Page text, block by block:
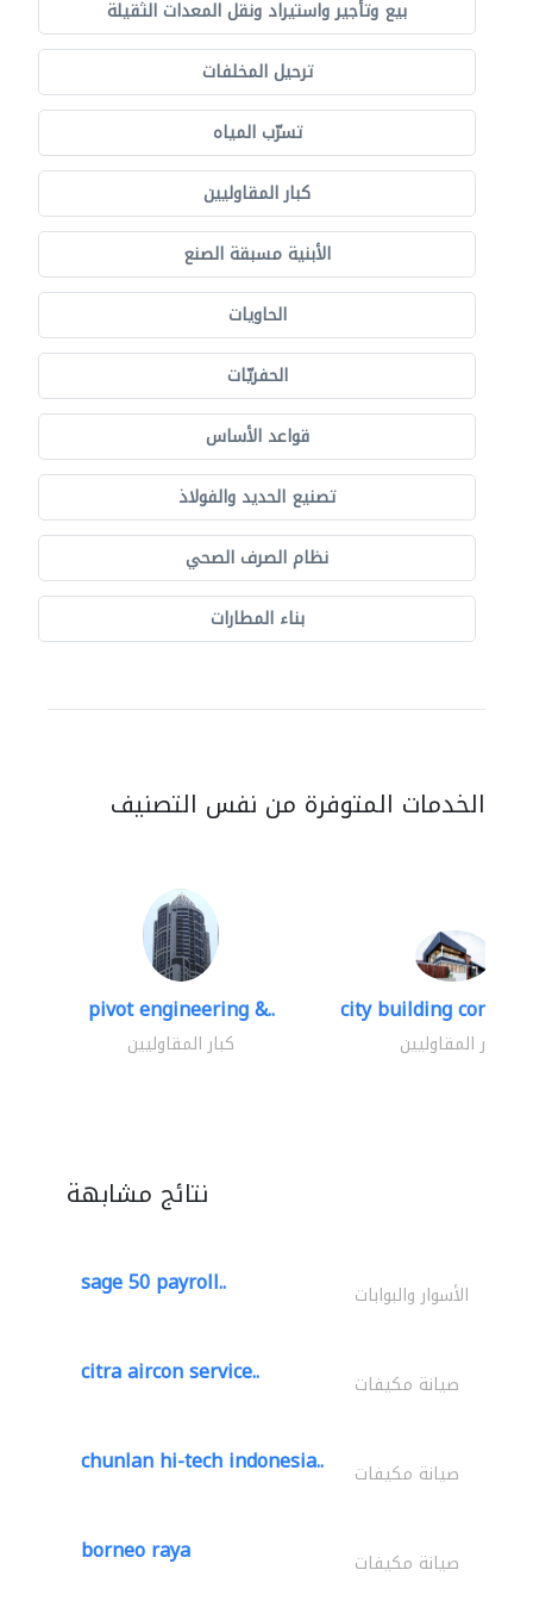
بيع وتأجير واستيراد ونقل المعدات الثقيلة
ترحيل المخلفات
تسرّب المياه
كبار المقاوليين
الأبنية مسبقة الصنع
الحاويات
الحفريّات
قواعد الأساس
تصنيع الحديد والفولاذ
نظام الصرف الصحي
بناء المطارات
الخدمات المتوفرة من نفس التصنيف
pivot engineering &..
كبار المقاوليين
city building
كبار المقاوليين
نتائج مشابهة
sage 50 payroll.. الأسوار والبوابات
citra aircon service.. صيانة مكيفات
chunlan hi-tech indonesia.. صيانة مكيفات
borneo raya صيانة مكيفات